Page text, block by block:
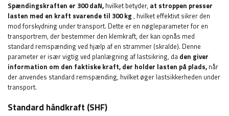
Spændingskraften er 300 daN, hvilket betyder, at stroppen presser
lasten med en kraft svarende til 300 kg , hvilket effektivt sikrer den
mod forskydning under transport. Dette er en nøgleparameter for en
transportrem, der bestemmer den klemkraft, der kan opnås med
standard remspænding ved hjælp af en strammer (skralde). Denne
parameter er især vigtig ved planlægning af lastsikring, da den giver
information om den faktiske kraft, der holder lasten på plads, når
der anvendes standard remspænding, hvilket øger lastsikkerheden under
transport.
Standard håndkraft (SHF)